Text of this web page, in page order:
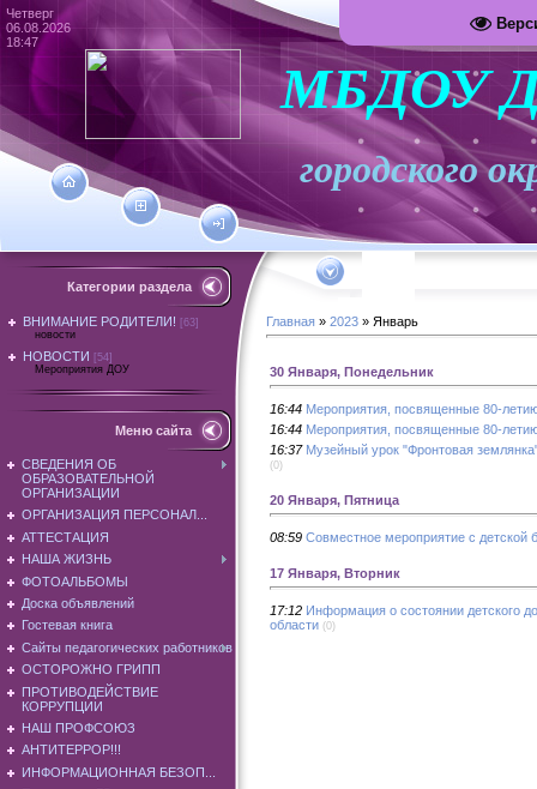
Четверг
06.08.2026
18:47
МБДОУ
Категории раздела
ВНИМАНИЕ РОДИТЕЛИ!
[63]
новости
НОВОСТИ
[54]
Мероприятия ДОУ
Меню сайта
СВЕДЕНИЯ ОБ
ОБРАЗОВАТЕЛЬНОЙ
ОРГАНИЗАЦИИ
ОРГАНИЗАЦИЯ ПЕРСОНАЛ...
АТТЕСТАЦИЯ
НАША ЖИЗНЬ
ФОТОАЛЬБОМЫ
Доска объявлений
Гостевая книга
Сайты педагогических работников
ОСТОРОЖНО ГРИПП
ПРОТИВОДЕЙСТВИЕ
КОРРУПЦИИ
НАШ ПРОФСОЮЗ
АНТИТЕРРОР!!!
ИНФОРМАЦИОННАЯ БЕЗОП...
Главная » 2023 » Январь
30 Января, Понедельник
16:44 Мероприятия, посвященные 80-
16:44 Мероприятия, посвященные 80-
16:37 Музейный урок "Фронтовая
(0)
20 Января, Пятница
08:59 Совместное мероприятие с детской
17 Января, Вторник
17:12 Информация о состоянии детского
области (0)